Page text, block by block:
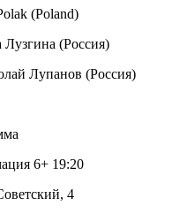
(Poland)
(Россия)
Лупанов (Россия)
6+ 19:20
4